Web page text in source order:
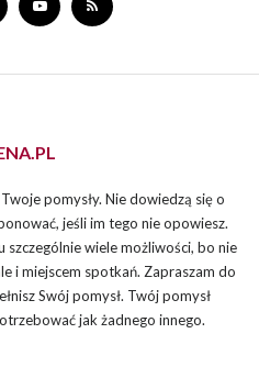
pomysły. Nie dowiedzą się o
jeśli im tego nie opowiesz.
wiele możliwości, bo nie
i miejscem spotkań. Zapraszam do
Swój pomysł. Twój pomysł
jak żadnego innego.